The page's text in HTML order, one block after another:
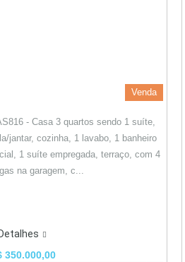
Venda
- Casa 3 quartos sendo 1 suíte,
jantar, cozinha, 1 lavabo, 1 banheiro
1 suíte empregada, terraço, com 4
na garagem, c...
350.000,00